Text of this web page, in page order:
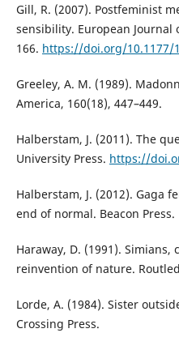
Gill, R. (2007). Postfeminist
sensibility. European Journal
166. https://doi.org/10.1177/
Greeley, A. M. (1989).
America, 160(18), 447–449.
Halberstam, J. (2011). The
University Press. https://
Halberstam, J. (2012). Gaga
end of normal. Beacon Press.
Haraway, D. (1991).
reinvention of nature.
Lorde, A. (1984). Sister
Crossing Press.